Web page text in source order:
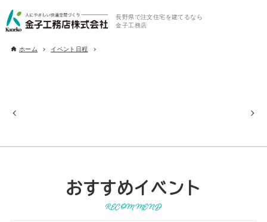
長野県で注文住宅を建てるなら
金子工務店
ホーム イベント日程
おすすめイベント
RECOMMEND